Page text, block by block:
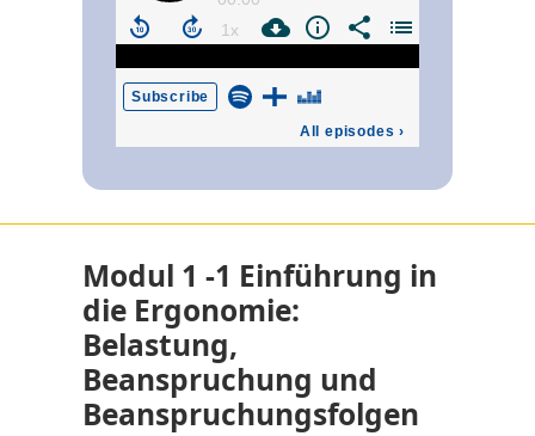
Modul 1 -1 Einführung in
die Ergonomie:
Belastung,
Beanspruchung und
Beanspruchungsfolgen